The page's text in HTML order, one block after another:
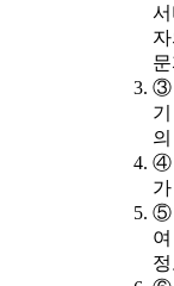
③
④
⑤